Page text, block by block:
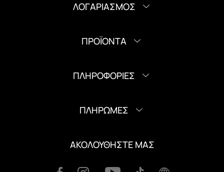
ΛΟΓΑΡΙΑΣΜΟΣ
ΠΡΟΪΟΝΤΑ
ΠΛΗΡΟΦΟΡΙΕΣ
ΠΛΗΡΩΜΕΣ
ΑΚΟΛΟΥΘΗΣΤΕ ΜΑΣ